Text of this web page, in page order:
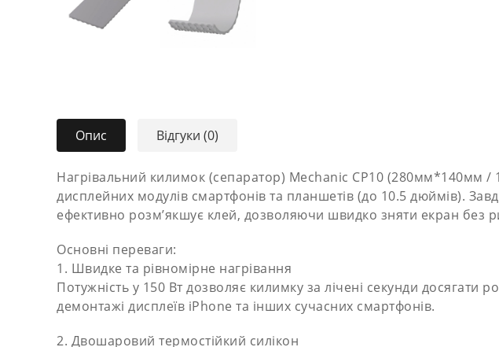
Опис Відгуки (0)
Нагрівальний килимок (сепаратор) Mechanic CP10 (280мм*140мм /
дисплейних модулів смартфонів та планшетів (до 10.5 дюймів).
ефективно розм’якшує клей, дозволяючи швидко зняти екран без
Основні переваги:
1. Швидке та рівномірне нагрівання
Потужність у 150 Вт дозволяє килимку за лічені секунди
демонтажі дисплеїв iPhone та інших сучасних смартфонів.
2. Двошаровий термостійкий силікон